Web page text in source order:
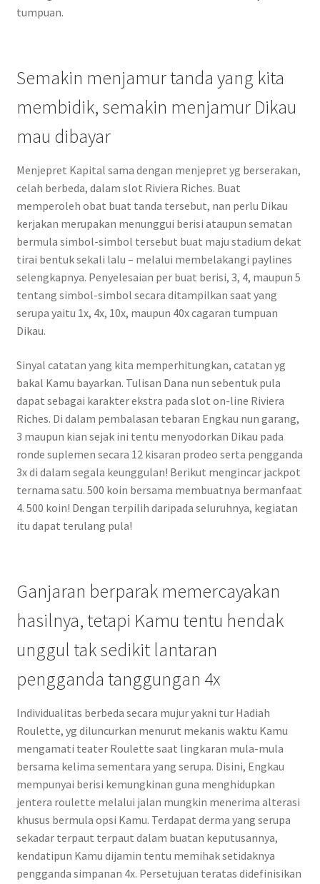
tumpuan.
Semakin menjamur tanda yang kita
membidik, semakin menjamur Dikau
mau dibayar
Menjepret Kapital sama dengan menjepret yg berserakan,
celah berbeda, dalam slot Riviera Riches. Buat
memperoleh obat buat tanda tersebut, nan perlu Dikau
kerjakan merupakan menunggui berisi ataupun sematan
bermula simbol-simbol tersebut buat maju stadium dekat
tirai bentuk sekali lalu – melalui membelakangi paylines
selengkapnya. Penyelesaian per buat berisi, 3, 4, maupun 5
tentang simbol-simbol secara ditampilkan saat yang
serupa yaitu 1x, 4x, 10x, maupun 40x cagaran tumpuan
Dikau.
Sinyal catatan yang kita memperhitungkan, catatan yg
bakal Kamu bayarkan. Tulisan Dana nun sebentuk pula
dapat sebagai karakter ekstra pada slot on-line Riviera
Riches. Di dalam pembalasan tebaran Engkau nun garang,
3 maupun kian sejak ini tentu menyodorkan Dikau pada
ronde suplemen secara 12 kisaran prodeo serta pengganda
3x di dalam segala keunggulan! Berikut mengincar jackpot
ternama satu. 500 koin bersama membuatnya bermanfaat
4. 500 koin! Dengan terpilih daripada seluruhnya, kegiatan
itu dapat terulang pula!
Ganjaran berparak memercayakan
hasilnya, tetapi Kamu tentu hendak
unggul tak sedikit lantaran
pengganda tanggungan 4x
Individualitas berbeda secara mujur yakni tur Hadiah
Roulette, yg diluncurkan menurut mekanis waktu Kamu
mengamati teater Roulette saat lingkaran mula-mula
bersama kelima sementara yang serupa. Disini, Engkau
mempunyai berisi kemungkinan guna menghidupkan
jentera roulette melalui jalan mungkin menerima alterasi
khusus bermula opsi Kamu. Terdapat derma yang serupa
sekadar terpaut terpaut dalam buatan keputusannya,
kendatipun Kamu dijamin tentu memihak setidaknya
pengganda simpanan 4x. Persetujuan teratas didefinisikan